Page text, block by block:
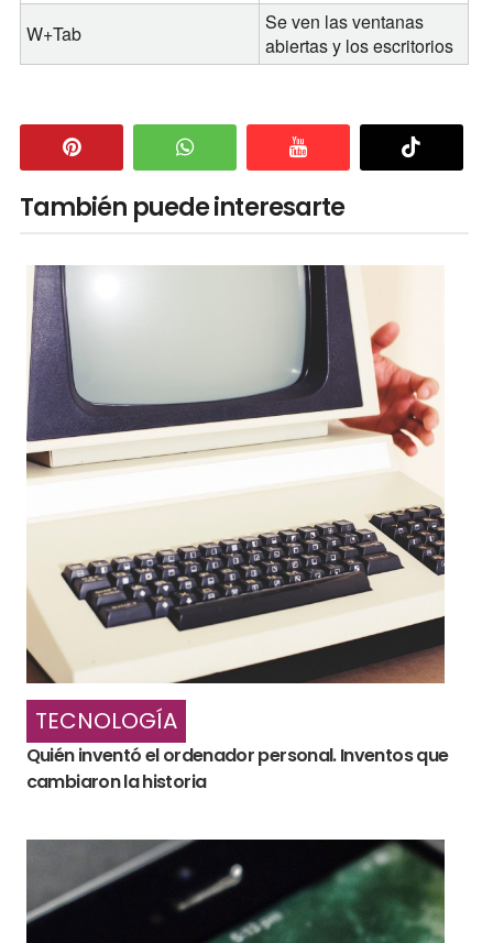
W+Tab
Se ven las ventanas
abiertas y los escritorios
También puede interesarte
TECNOLOGÍA
Quién inventó el ordenador personal. Inventos que
cambiaron la historia